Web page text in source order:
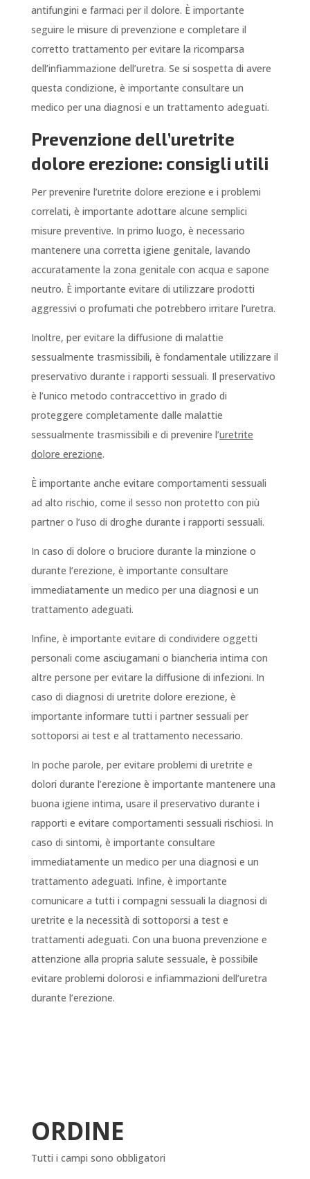
antifungini e farmaci per il dolore. È importante
seguire le misure di prevenzione e completare il
corretto trattamento per evitare la ricomparsa
dell’infiammazione dell’uretra. Se si sospetta di avere
questa condizione, è importante consultare un
medico per una diagnosi e un trattamento adeguati.
Prevenzione dell’uretrite
dolore erezione: consigli utili
Per prevenire l’uretrite dolore erezione e i problemi
correlati, è importante adottare alcune semplici
misure preventive. In primo luogo, è necessario
mantenere una corretta igiene genitale, lavando
accuratamente la zona genitale con acqua e sapone
neutro. È importante evitare di utilizzare prodotti
aggressivi o profumati che potrebbero irritare l’uretra.
Inoltre, per evitare la diffusione di malattie
sessualmente trasmissibili, è fondamentale utilizzare il
preservativo durante i rapporti sessuali. Il preservativo
è l’unico metodo contraccettivo in grado di
proteggere completamente dalle malattie
sessualmente trasmissibili e di prevenire l’uretrite
dolore erezione.
È importante anche evitare comportamenti sessuali
ad alto rischio, come il sesso non protetto con più
partner o l’uso di droghe durante i rapporti sessuali.
In caso di dolore o bruciore durante la minzione o
durante l’erezione, è importante consultare
immediatamente un medico per una diagnosi e un
trattamento adeguati.
Infine, è importante evitare di condividere oggetti
personali come asciugamani o biancheria intima con
altre persone per evitare la diffusione di infezioni. In
caso di diagnosi di uretrite dolore erezione, è
importante informare tutti i partner sessuali per
sottoporsi ai test e al trattamento necessario.
In poche parole, per evitare problemi di uretrite e
dolori durante l’erezione è importante mantenere una
buona igiene intima, usare il preservativo durante i
rapporti e evitare comportamenti sessuali rischiosi. In
caso di sintomi, è importante consultare
immediatamente un medico per una diagnosi e un
trattamento adeguati. Infine, è importante
comunicare a tutti i compagni sessuali la diagnosi di
uretrite e la necessità di sottoporsi a test e
trattamenti adeguati. Con una buona prevenzione e
attenzione alla propria salute sessuale, è possibile
evitare problemi dolorosi e infiammazioni dell’uretra
durante l’erezione.
ORDINE
Tutti i campi sono obbligatori